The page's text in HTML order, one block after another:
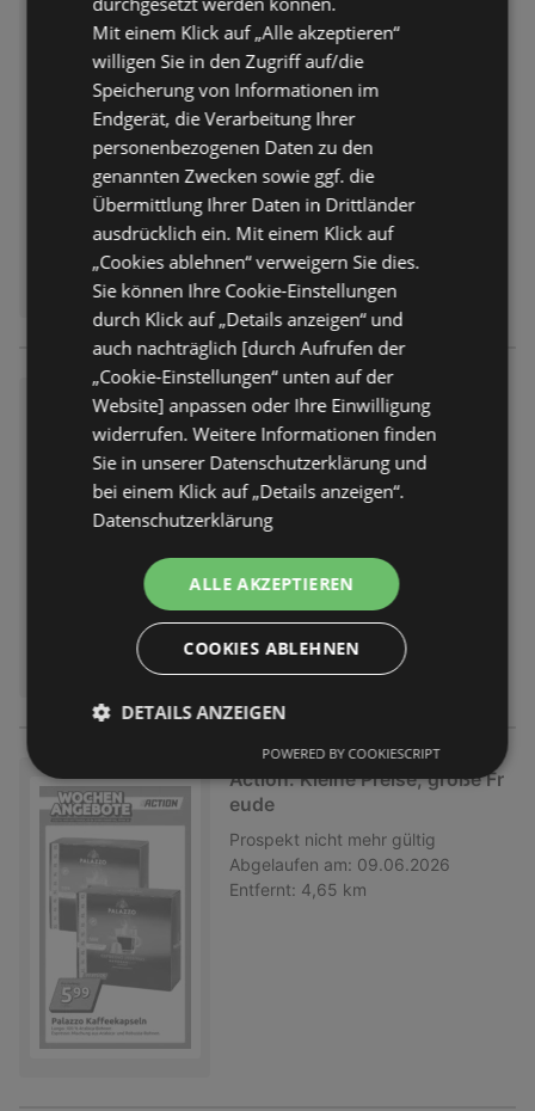
Action: Kleine Preise, große Fr
eude
Prospekt
nicht mehr gültig
Entfernt: 4,65 km
Action: Kleine Preise, große Fr
eude
Prospekt nicht mehr gültig
Abgelaufen am: 16.06.2026
4,65 km
Action: Kleine Preise, große Fr
eude
Prospekt nicht mehr gültig
Abgelaufen am: 09.06.2026
Entfernt: 4,65 km
Mit einem Klick auf „Alle akzeptieren“
willigen Sie in den Zugriff auf/die
Speicherung von Informationen im
Endgerät, die Verarbeitung Ihrer
personenbezogenen Daten zu den
genannten Zwecken sowie ggf. die
Übermittlung Ihrer Daten in Drittländer
ausdrücklich ein. Mit einem Klick auf
„Cookies ablehnen“ verweigern Sie dies.
Sie können Ihre Cookie-Einstellungen
durch Klick auf „Details anzeigen“ und
auch nachträglich [durch Aufrufen der
„Cookie-Einstellungen“ unten auf der
Website] anpassen oder Ihre Einwilligung
widerrufen. Weitere Informationen finden
Sie in unserer Datenschutzerklärung und
bei einem Klick auf „Details anzeigen“.
Datenschutzerklärung
ALLE AKZEPTIEREN
COOKIES ABLEHNEN
DETAILS ANZEIGEN
POWERED BY COOKIESCRIPT